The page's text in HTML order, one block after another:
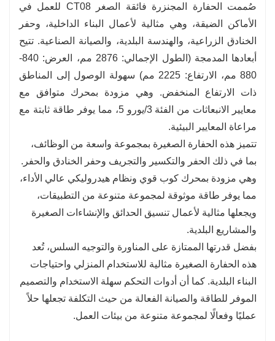
اختيارية مثل الكسارات الهيدروليكية والمثاقب.
✅تصميم مقصورة مريح مع مقاعد قابلة للتعديل
ورؤية بانورامية.
للحصول على مزيد من المعلومات حول الحفارة
المجنزرة CT08، يرجى
اتصل بنا.
صُممت الحفارة المجنزرة فائقة الصغر CT08 للعمل في
الأماكن الضيقة، وهي مثالية لأعمال البناء الداخلية، وحفر
الخنادق الزراعية، والهندسة البلدية، والصيانة الصناعية. تتيح
أبعادها المدمجة (الطول الإجمالي: 2876 مم، العرض: 840-
880 مم، الارتفاع: 2225 مم) سهولة الوصول إلى المناطق
ذات الارتفاع المنخفض. وهي مزودة بمحرك متوافق مع
معايير الانبعاثات من الفئة 3/يورو 5، مما يوفر طاقة ثابتة مع
مراعاة المعايير البيئية.
تتميز هذه الحفارة الصغيرة بمجموعة واسعة من الوظائف،
بما في ذلك الحفر والتكسير والتجريف وحفر الخنادق والحفر.
وهي مزودة بمحرك كوب قوي ونظام هيدروليكي عالي الأداء،
مما يوفر طاقة موثوقة لمجموعة متنوعة من التطبيقات،
ويجعلها مثالية لأعمال تنسيق الحدائق والإنشاءات الصغيرة
والمشاريع البلدية.
بفضل قدرتها الممتازة على المناورة والتوجيه السلس، تُعد
هذه الحفارة الصغيرة مثالية للاستخدام المنزلي واحتياجات
البناء البلدية. كما أن أدوات التحكم سهلة الاستخدام والتصميم
الموفر للطاقة والصيانة الفعالة من حيث التكلفة تجعلها حلاً
عمليًا وفعالًا لمجموعة متنوعة من بيئات العمل.